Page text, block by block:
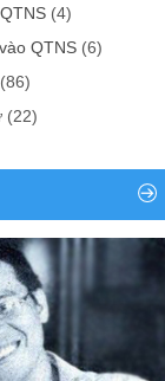
(4)
QTNS (6)
(86)
(22)